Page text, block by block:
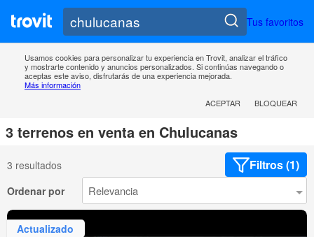
Tus favoritos
Usamos cookies para personalizar tu experiencia en Trovit, analizar el tráfico
y mostrarte contenido y anuncios personalizados. Si continúas navegando o
aceptas este aviso, disfrutarás de una experiencia mejorada.
Más información
ACEPTAR
BLOQUEAR
3 terrenos en venta en Chulucanas
3 resultados Filtros (1)
Ordenar por
Actualizado